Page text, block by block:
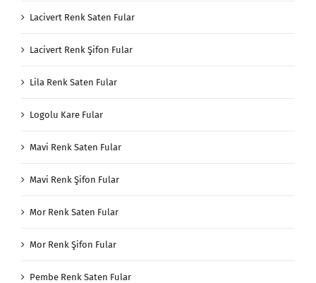
Lacivert Renk Saten Fular
Lacivert Renk Şifon Fular
Lila Renk Saten Fular
Logolu Kare Fular
Mavi Renk Saten Fular
Mavi Renk Şifon Fular
Mor Renk Saten Fular
Mor Renk Şifon Fular
Pembe Renk Saten Fular